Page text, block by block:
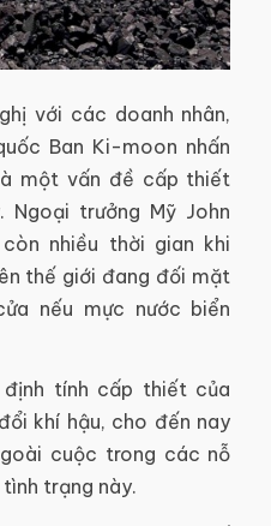
với các doanh nhân,
Ban Ki-moon nhấn
một vấn đề cấp thiết
Ngoại trưởng Mỹ John
nhiều thời gian khi
thế giới đang đối mặt
nếu mực nước biển
định tính cấp thiết của
khí hậu, cho đến nay
cuộc trong các nỗ
trạng này.